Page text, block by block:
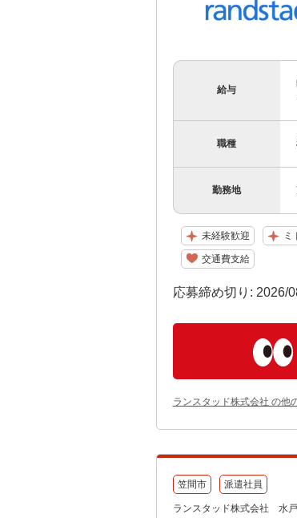
給与
職種
勤務地
未経験歓迎 ミ
交通費支給
応募締め切り: 2026/
ランスタッド株式会社 の他
笠間市 派遣社員
ランスタッド株式会社 水